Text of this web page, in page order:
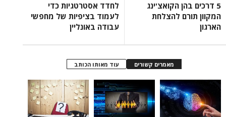
5 דרכים בהן הקואצ'ינג
המקוון תורם להצלחת
הארגון
לחדד אסטרטגיות כדי
לעמוד בציפיות של מחפשי
עבודה באונליין
מאמרים קשורים עוד מאותו הכותב